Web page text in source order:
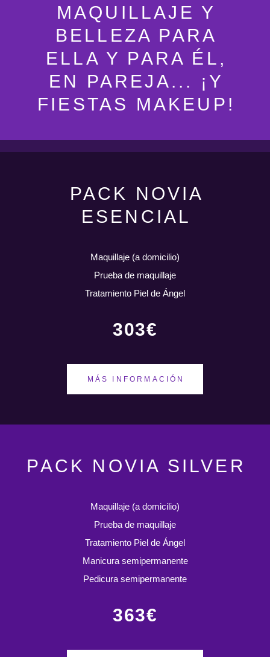
MAQUILLAJE Y
BELLEZA PARA
ELLA Y PARA ÉL,
EN PAREJA... ¡Y
FIESTAS MAKEUP!
PACK NOVIA
ESENCIAL
Maquillaje (a domicilio)
Prueba de maquillaje
Tratamiento Piel de Ángel
303€
MÁS INFORMACIÓN
PACK NOVIA SILVER
Maquillaje (a domicilio)
Prueba de maquillaje
Tratamiento Piel de Ángel
Manicura semipermanente
Pedicura semipermanente
363€